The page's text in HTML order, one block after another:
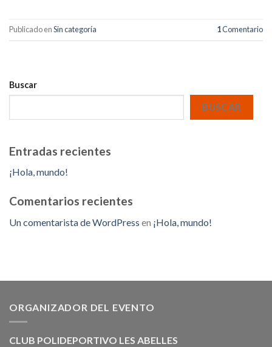
Publicado enSin categoría 1Comentario
Buscar
BUSCAR
Entradas recientes
¡Hola, mundo!
Comentarios recientes
Un comentarista de WordPress en ¡Hola, mundo!
ORGANIZADOR DEL EVENTO
CLUB POLIDEPORTIVO LES ABELLES